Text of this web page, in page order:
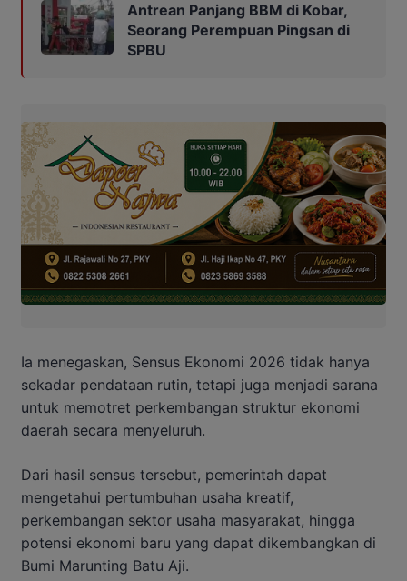
Antrean Panjang BBM di Kobar,
Seorang Perempuan Pingsan di
SPBU
Ia menegaskan, Sensus Ekonomi 2026 tidak hanya
sekadar pendataan rutin, tetapi juga menjadi sarana
untuk memotret perkembangan struktur ekonomi
daerah secara menyeluruh.
Dari hasil sensus tersebut, pemerintah dapat
mengetahui pertumbuhan usaha kreatif,
perkembangan sektor usaha masyarakat, hingga
potensi ekonomi baru yang dapat dikembangkan di
Bumi Marunting Batu Aji.